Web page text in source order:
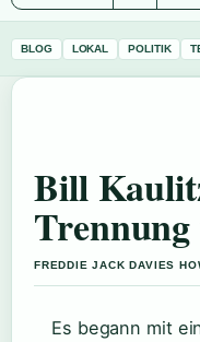
BLOG LOKAL POLITIK
Bill
FREDDIE JACK DAVIES
Es begann mit